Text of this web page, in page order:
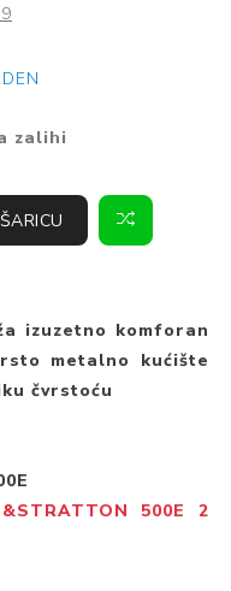
zalihi
izuzetno komforan
metalno kućište
čvrstoću
500E 2